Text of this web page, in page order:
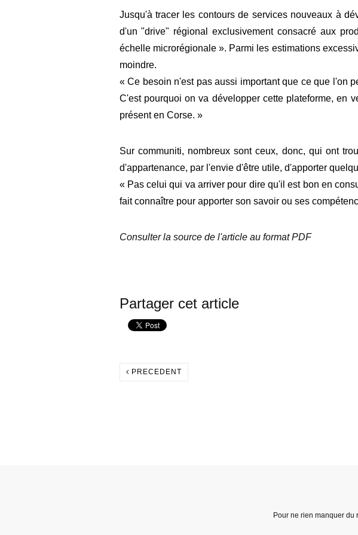
Jusqu'à tracer les contours de services nouveaux à
d'un "drive" régional exclusivement consacré aux
échelle microrégionale ». Parmi les estimations
moindre.
« Ce besoin n'est pas aussi important que ce que l'on
C'est pourquoi on va développer cette plateforme, en
présent en Corse. »
Sur communiti, nombreux sont ceux, donc, qui ont
d'appartenance, par l'envie d'être utile, d'apporter
« Pas celui qui va arriver pour dire qu'il est bon en
fait connaître pour apporter son savoir ou ses
Consulter la source de l'article au format PDF
Partager cet article
PRECEDENT
Pour ne rien manquer du